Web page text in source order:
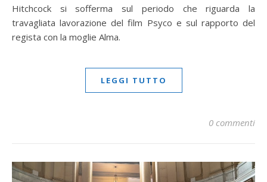
Hitchcock si sofferma sul periodo che riguarda la
travagliata lavorazione del film Psyco e sul rapporto del
regista con la moglie Alma.
LEGGI TUTTO
0 commenti